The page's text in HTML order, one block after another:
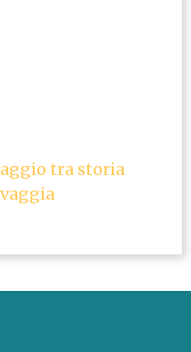
tra storia